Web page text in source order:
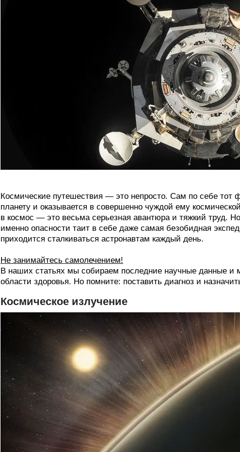
Космические путешествия — это непросто. Сам по себе тот
планету и оказывается в совершенно чуждой ему
в космос — это весьма серьезная авантюра и тяжкий труд.
именно опасности таит в себе даже самая безобидная
приходится сталкиваться астронавтам каждый день.
Не занимайтесь самолечением!
В наших статьях мы собираем последние научные данные и
области здоровья. Но помните: поставить диагноз и
Космическое излучение